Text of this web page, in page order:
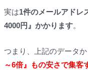
実は1件のメールアドレ
4000円』かかります。
つまり、上記のデータ
～6倍』もの安さで集客